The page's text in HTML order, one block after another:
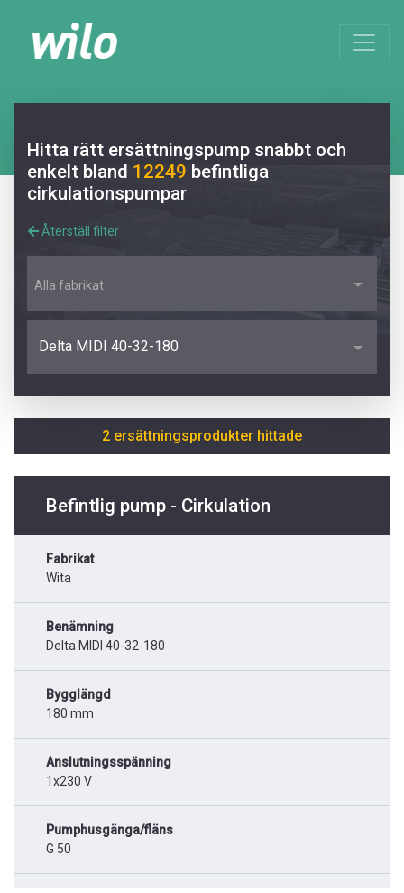
Hitta rätt ersättningspump snabbt och
enkelt bland 12249 befintliga
cirkulationspumpar
Återställ filter
Alla fabrikat
Delta MIDI 40-32-180
2 ersättningsprodukter hittade
Befintlig pump - Cirkulation
Fabrikat
Wita
Benämning
Delta MIDI 40-32-180
Bygglängd
180 mm
Anslutningsspänning
1x230 V
Pumphusgänga/fläns
G 50